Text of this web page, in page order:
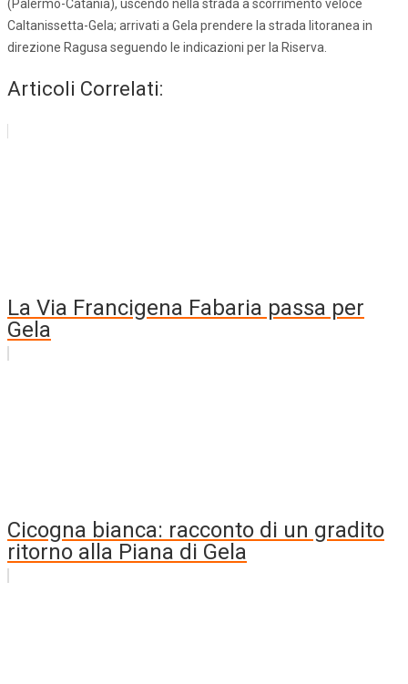
(Palermo-Catania), uscendo nella strada a scorrimento veloce
Caltanissetta-Gela; arrivati a Gela prendere la strada litoranea in
direzione Ragusa seguendo le indicazioni per la Riserva.
Articoli Correlati:
La Via Francigena Fabaria passa per
Gela
Cicogna bianca: racconto di un gradito
ritorno alla Piana di Gela